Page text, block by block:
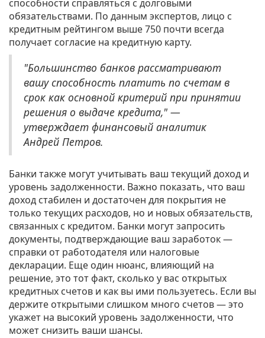
способности справляться с долговыми
обязательствами. По данным экспертов, лицо с
кредитным рейтингом выше 750 почти всегда
получает согласие на кредитную карту.
"Большинство банков рассматривают
вашу способность платить по счетам в
срок как основной критерий при принятии
решения о выдаче кредита," —
утверждает финансовый аналитик
Андрей Петров.
Банки также могут учитывать ваш текущий доход и
уровень задолженности. Важно показать, что ваш
доход стабилен и достаточен для покрытия не
только текущих расходов, но и новых обязательств,
связанных с кредитом. Банки могут запросить
документы, подтверждающие ваш заработок —
справки от работодателя или налоговые
декларации. Еще один нюанс, влияющий на
решение, это тот факт, сколько у вас открытых
кредитных счетов и как вы ими пользуетесь. Если вы
держите открытыми слишком много счетов — это
укажет на высокий уровень задолженности, что
может снизить ваши шансы.